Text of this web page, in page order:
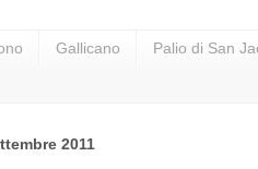
Gallicano Palio di San
2011